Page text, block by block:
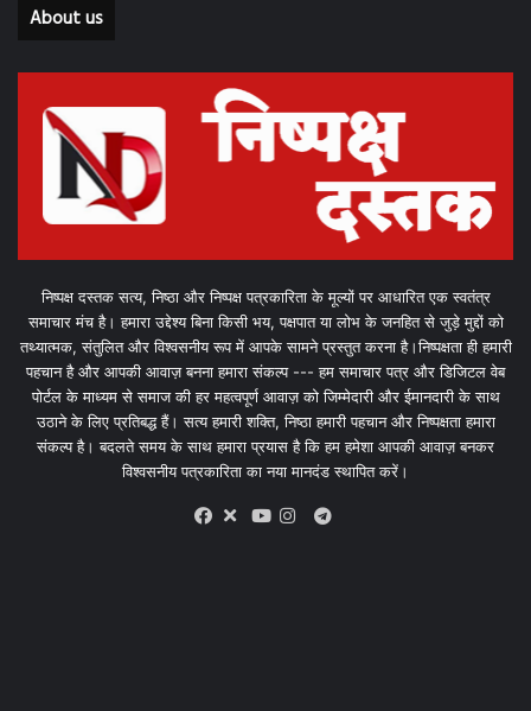
About us
निष्पक्ष दस्तक सत्य, निष्ठा और निष्पक्ष पत्रकारिता के मूल्यों पर आधारित एक स्वतंत्र
समाचार मंच है। हमारा उद्देश्य बिना किसी भय, पक्षपात या लोभ के जनहित से जुड़े मुद्दों को
तथ्यात्मक, संतुलित और विश्वसनीय रूप में आपके सामने प्रस्तुत करना है।निष्पक्षता ही हमारी
पहचान है और आपकी आवाज़ बनना हमारा संकल्प --- हम समाचार पत्र और डिजिटल वेब
पोर्टल के माध्यम से समाज की हर महत्वपूर्ण आवाज़ को जिम्मेदारी और ईमानदारी के साथ
उठाने के लिए प्रतिबद्ध हैं। सत्य हमारी शक्ति, निष्ठा हमारी पहचान और निष्पक्षता हमारा
संकल्प है। बदलते समय के साथ हमारा प्रयास है कि हम हमेशा आपकी आवाज़ बनकर
विश्वसनीय पत्रकारिता का नया मानदंड स्थापित करें।
X
Telegram